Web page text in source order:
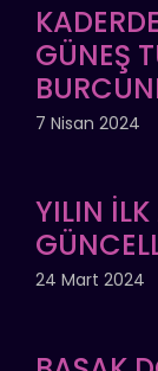
GÜNEŞ
7 Nisan 2024
YILIN
24 Mart 2024